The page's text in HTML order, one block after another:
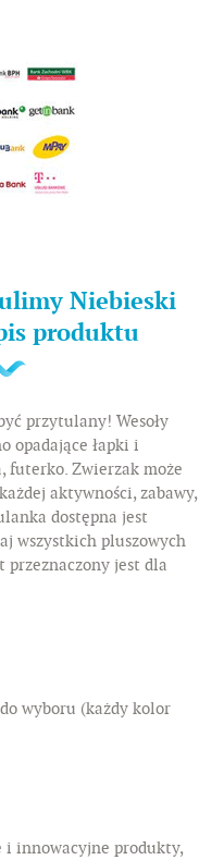
Niebieski
produktu
przytulany! Wesoły
opadające łapki i
Zwierzak może
aktywności, zabawy,
dostępna jest
wszystkich pluszowych
jest dla
wyboru (każdy kolor
i innowacyjne produkty,